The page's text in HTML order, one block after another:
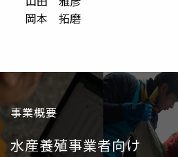
岡本 拓磨
事業概要
水産養殖事業者向け